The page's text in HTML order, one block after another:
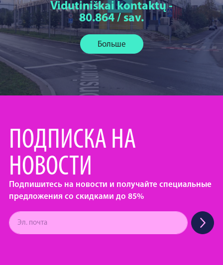
Vidutiniškai kontaktų -
80.864 / sav.
Больше
ПОДПИСКА НА
НОВОСТИ
Подпишитесь на новости и получайте специальные
предложения со скидками до 85%